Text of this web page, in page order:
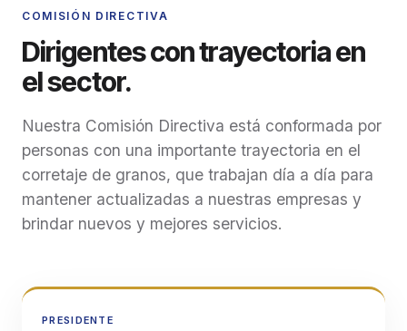
COMISIÓN DIRECTIVA
Dirigentes con trayectoria en
el sector.
Nuestra Comisión Directiva está conformada por
personas con una importante trayectoria en el
corretaje de granos, que trabajan día a día para
mantener actualizadas a nuestras empresas y
brindar nuevos y mejores servicios.
PRESIDENTE